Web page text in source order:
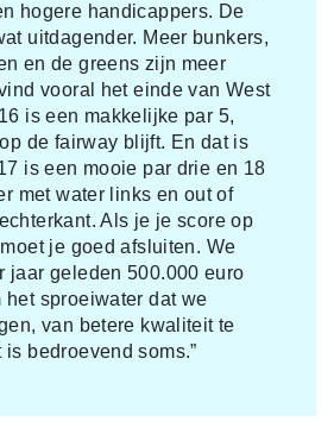
hogere handicappers. De
uitdagender. Meer bunkers,
en de greens zijn meer
vooral het einde van West
is een makkelijke par 5,
de fairway blijft. En dat is
is een mooie par drie en 18
met water links en out of
Als je je score op
je goed afsluiten. We
jaar geleden 500.000 euro
het sproeiwater dat we
van betere kwaliteit te
is bedroevend soms.”